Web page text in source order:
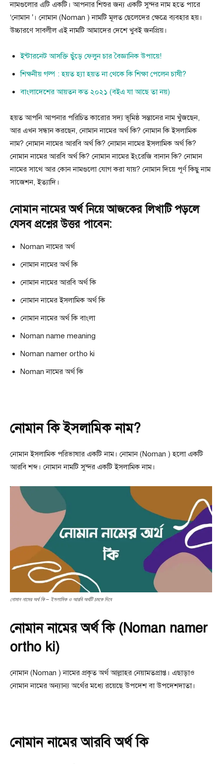
নামগুলোর এটি একটি। আপনার শিশুর জন্য একটি সুন্দর নাম হতে পারে
‘নোমান ’। নোমান (Noman ) নামটি মূলত ছেলেদের ক্ষেত্রে ব্যবহার হয়।
উচ্চারণে সাবলীল এই নামটি আমাদের দেশে খুবই জনপ্রিয়।
ইন্টারনেট আসক্তি ছুঁড়ে ফেলুন চার বৈজ্ঞানিক উপায়ে!
শিক্ষনীয় গল্প : হয়ত হ্যা হয়ত না থেকে কি শিক্ষা পেলেন চাষী?
বাংলাদেশের আয়তন কত ২০২১ (বইএ যা আছে তা নয়)
হয়ত আপনি আপনার পরিচিত কারোর সদ্য ভূমিষ্ঠ সন্তানের নাম খুঁজছেন,
আর এখন সন্ধান করছেন, নোমান নামের অর্থ কি? নোমান কি ইসলামিক
নাম? নোমান নামের আরবি অর্থ কি? নোমান নামের ইসলামিক অর্থ কি?
নোমান নামের আরবি অর্থ কি? নোমান নামের ইংরেজি বানান কি? নোমান
নামের সাথে আর কোন নামগুলো যোগ করা যায়? নোমান দিয়ে পূর্ণ কিছু নাম
সাজেশন, ইত্যাদি।
নোমান নামের অর্থ নিয়ে আজকের লিখাটি পড়লে
যেসব প্রশ্নের উত্তর পাবেন:
Noman নামের অর্থ
নোমান নামের অর্থ কি
নোমান নামের আরবি অর্থ কি
নোমান নামের ইসলামিক অর্থ কি
নোমান নামের অর্থ কি বাংলা
Noman name meaning
Noman namer ortho ki
Noman নামের অর্থ কি
নোমান কি ইসলামিক নাম?
নোমান ইসলামিক পরিভাষার একটি নাম। নোমান (Noman ) হলো একটি
আরবি শব্দ। নোমান নামটি সুন্দর একটি ইসলামিক নাম।
নোমান নামের অর্থ কি – ইসলামিক ও আরবি অর্থটি চমকে দিবে
নোমান নামের অর্থ কি (Noman namer
ortho ki)
নোমান (Noman ) নামের প্রকৃত অর্থ আল্লাহর নেয়ামতপ্রাপ্ত। এছাড়াও
নোমান নামের অন্যান্য অর্থের মধ্যে রয়েছে উপদেশ বা উপদেশদাতা।
নোমান নামের আরবি অর্থ কি